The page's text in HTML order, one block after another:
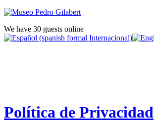
We have 30 guests online
Política de Privacidad